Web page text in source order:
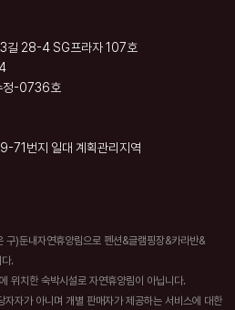
3길 28-4 SG프라자 107호
정-0736호
71번지 일대 계획관리지역
)둔내자연휴양림으로 펜션&글램핑장&카라반&
.
위치한 숙박시설로 자연휴양림이 아닙니다.
자가 아니며 개별 판매자가 제공하는 서비스에 대한